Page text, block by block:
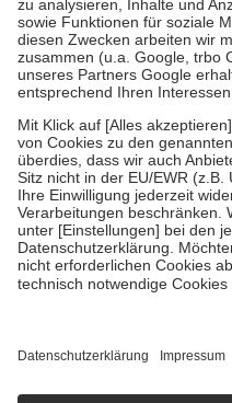
Bei Heilmitteln und häuslicher
Zuzahlung zehn Prozent der
Verordnung.
Um das Engagement der
stärken und die besondere
fallenkeine Zuzahlungenan bei:
• Kindern und Jugendlichen
mit Ausnahme der Fahrkosten
• Untersuchungen zur
GKV getragen werden
• empfohlenen
• Harn- und Blutteststreifen
getroffen, um sicherzustellen,
https://help.etrusted.com/hc/